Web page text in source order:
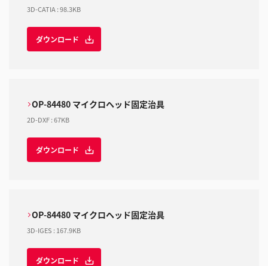
3D-CATIA :98.3KB
ダウンロード
OP-84480 マイクロヘッド固定治具
2D-DXF:67KB
ダウンロード
OP-84480 マイクロヘッド固定治具
3D-IGES : 167.9KB
ダウンロード